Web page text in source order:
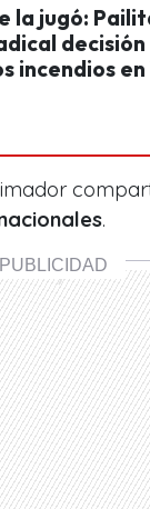
la jugó:
incendios
.